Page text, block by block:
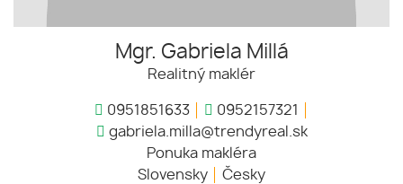
Mgr. Gabriela Millá
Realitný maklér
0951851633
0952157321
gabriela.milla@trendyreal.sk
Ponuka makléra
Slovensky
Česky